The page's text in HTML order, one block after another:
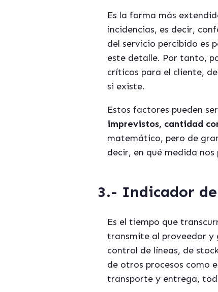
Es la forma más
incidencias, es decir,
del servicio percibido es
este detalle. Por tanto,
críticos para el cliente,
si existe.
Estos factores pueden
imprevistos, cantidad
matemático, pero de
decir, en qué medida
3.- Indicador
Es el tiempo que
transmite al proveedor y
control de líneas, de
de otros procesos como
transporte y entrega,